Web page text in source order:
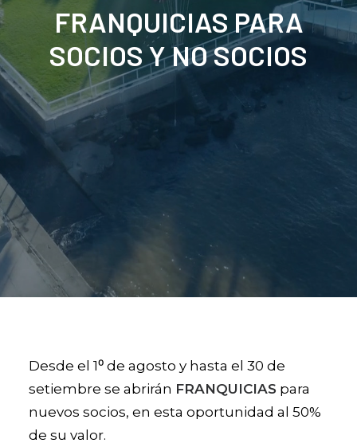
FRANQUICIAS PARA
SOCIOS Y NO SOCIOS
Desde el 1⁰ de agosto y hasta el 30 de
setiembre se abrirán FRANQUICIAS para
nuevos socios, en esta oportunidad al 50%
de su valor.